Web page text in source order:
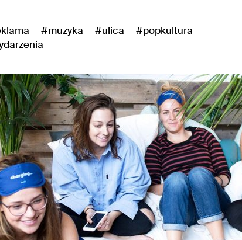
#muzyka #ulica
#popkultura